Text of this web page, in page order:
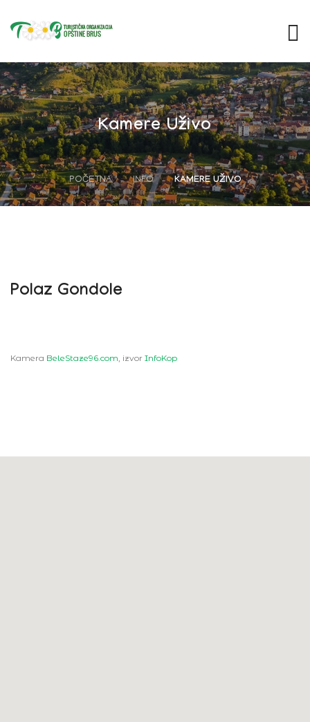
Kamere Uživo
POČETNA INFO KAMERE UŽIVO
Polaz Gondole
Kamera BeleStaze96.com, izvor InfoKop